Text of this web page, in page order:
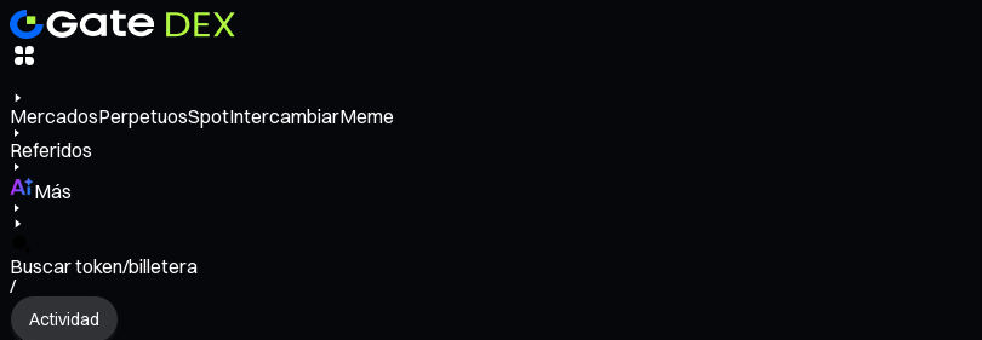
MercadosPerpetuosSpotIntercambiarMeme
Referidos
Más
Buscar token/billetera
/
Actividad